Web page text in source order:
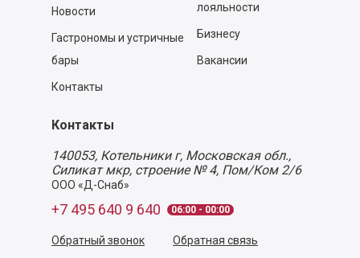
Новости
Гастрономы и устричные
бары
Контакты
лояльности
Бизнесу
Вакансии
Контакты
140053, Котельники г, Московская обл.,
Силикат мкр, строение № 4, Пом/Ком 2/6
ООО «Д-Снаб»
+7 495 640 9 640 06:00 - 00:00
Обратный звонок Обратная связь